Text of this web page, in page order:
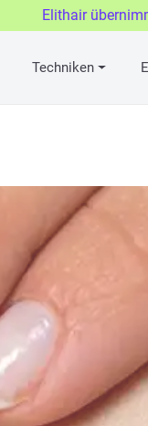
Elithair
Techniken